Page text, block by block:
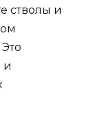
стволы и
и